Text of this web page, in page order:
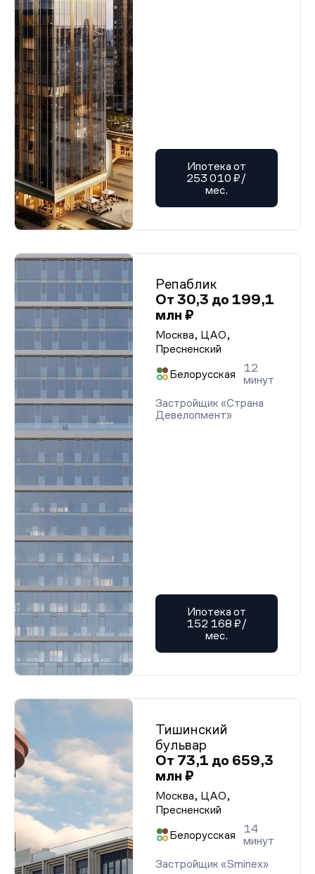
Ипотека от
253 010 ₽/
мес.
Репаблик
От 30,3 до 199,1
млн ₽
Москва, ЦАО,
Пресненский
Белорусская
12
минут
Застройщик «Страна
Девелопмент»
Ипотека от
152 168 ₽/
мес.
Тишинский
бульвар
От 73,1 до 659,3
млн ₽
Москва, ЦАО,
Пресненский
Белорусская
14
минут
Застройщик «Sminex»